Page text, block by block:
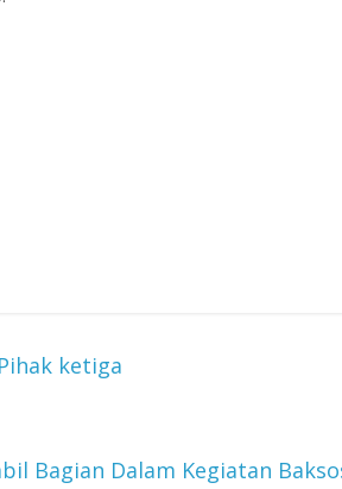
ketiga
Bagian Dalam Kegiatan